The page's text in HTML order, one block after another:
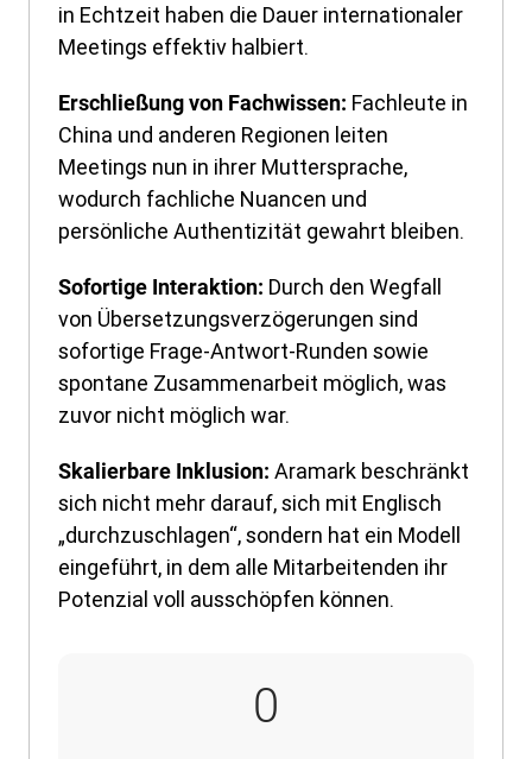
in Echtzeit haben die Dauer internationaler
Meetings effektiv halbiert.
Erschließung von Fachwissen: Fachleute in
China und anderen Regionen leiten
Meetings nun in ihrer Muttersprache,
wodurch fachliche Nuancen und
persönliche Authentizität gewahrt bleiben.
Sofortige Interaktion: Durch den Wegfall
von Übersetzungsverzögerungen sind
sofortige Frage-Antwort-Runden sowie
spontane Zusammenarbeit möglich, was
zuvor nicht möglich war.
Skalierbare Inklusion: Aramark beschränkt
sich nicht mehr darauf, sich mit Englisch
„durchzuschlagen“, sondern hat ein Modell
eingeführt, in dem alle Mitarbeitenden ihr
Potenzial voll ausschöpfen können.
0